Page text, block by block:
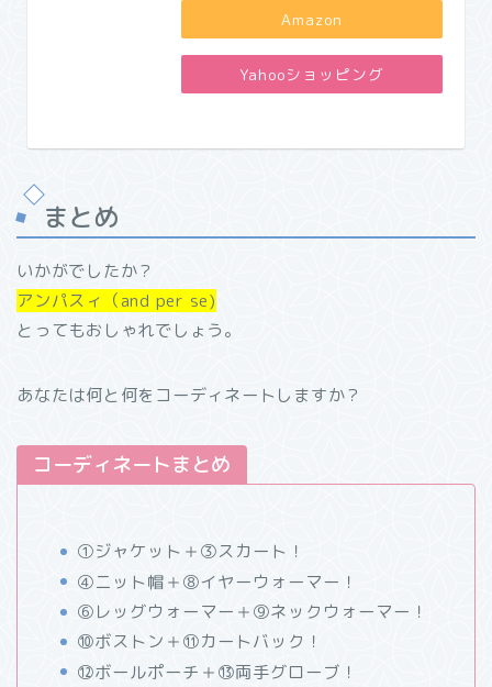
Amazon
Yahooショッピング
まとめ
いかがでしたか？
アンパスィ（and per se)
とってもおしゃれでしょう。
あなたは何と何をコーディネートしますか？
コーディネートまとめ
①ジャケット＋③スカート！
④ニット帽＋⑧イヤーウォーマー！
⑥レッグウォーマー＋⑨ネックウォーマー！
⑩ボストン＋⑪カートバック！
⑫ボールポーチ＋⑬両手グローブ！